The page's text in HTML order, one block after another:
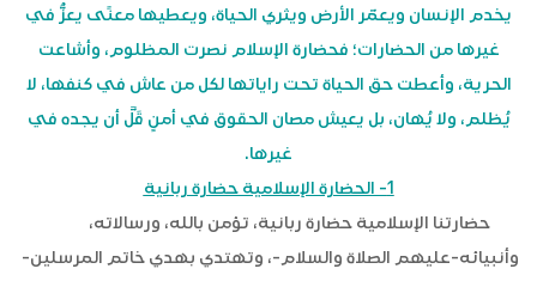
يخدم الإنسان ويعمّر الأرض ويثري الحياة، ويعطيها معنًى يعزُّ في
غيرها من الحضارات؛ فحضارة الإسلام نصرت المظلوم، وأشاعت
الحرية، وأعطت حق الحياة تحت راياتها لكل من عاش في كنفها، لا
يُظلم، ولا يُهان، بل يعيش مصان الحقوق في أمنٍ قَلَّ أن يجده في
غيرها.
1- الحضارة الإسلامية حضارة ربانية
حضارتنا الإسلامية حضارة ربانية، تؤمن بالله، ورسالاته،
وأنبيائه-عليهم الصلاة والسلام-، وتهتدي بهدي خاتم المرسلين-